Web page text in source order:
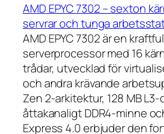
AMD EPYC 7302 – sexton
servrar och tunga
AMD EPYC 7302 är en
serverprocessor med 16
trådar, utvecklad för
och andra krävande
Zen 2-arkitektur, 128 MB
åttakanaligt DDR4-minne
Express 4.0 erbjuder den